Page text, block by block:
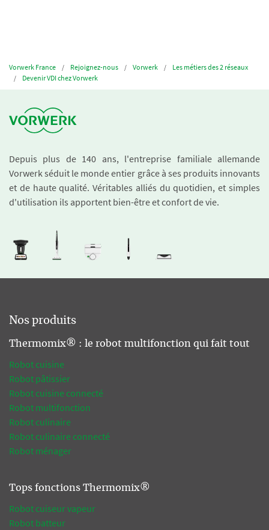
Vorwerk France Rejoignez-nous Vorwerk
Les métiers des 2 réseaux
Devenir VDI chez Vorwerk
Depuis plus de 140 ans, l'entreprise familiale allemande
Vorwerk séduit le monde entier grâce à ses produits innovants
et de haute qualité. Véritables alliés du quotidien, et simples
d'utilisation ils apportent bien-être et confort de vie.
Nos produits
Thermomix® : le robot multifonction qui fait tout
Robot cuisine
Robot pâtissier
Robot cuisine connecté
Robot multifonction
Robot culinaire
Robot culinaire connecté
Robot ménager
Tops fonctions Thermomix®
Robot cuiseur vapeur
Robot batteur